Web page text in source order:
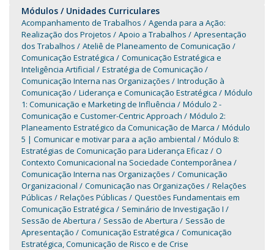
Módulos / Unidades Curriculares
Acompanhamento de Trabalhos
Agenda para a Ação:
Realização dos Projetos
Apoio a Trabalhos
Apresentação
dos Trabalhos
Ateliê de Planeamento de Comunicação
Comunicação Estratégica
Comunicação Estratégica e
Inteligência Artificial
Estratégia de Comunicação
Comunicação Interna nas Organizações
Introdução à
Comunicação
Liderança e Comunicação Estratégica
Módulo
1: Comunicação e Marketing de Influência
Módulo 2 -
Comunicação e Customer-Centric Approach
Módulo 2:
Planeamento Estratégico da Comunicação de Marca
Módulo
5 | Comunicar e motivar para a ação ambiental
Módulo 8:
Estratégias de Comunicação para Liderança Eficaz
O
Contexto Comunicacional na Sociedade Contemporânea
Comunicação Interna nas Organizações
Comunicação
Organizacional
Comunicação nas Organizações
Relações
Públicas
Relações Públicas
Questões Fundamentais em
Comunicação Estratégica
Seminário de Investigação I
Sessão de Abertura
Sessão de Abertura
Sessão de
Apresentação
Comunicação Estratégica
Comunicação
Estratégica, Comunicação de Risco e de Crise